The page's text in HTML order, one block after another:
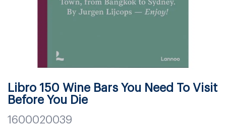
Libro 150 Wine Bars You Need To Visit
Before You Die
1600020039